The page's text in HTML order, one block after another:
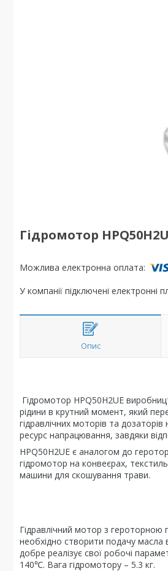
Гідромотор
У компанії підключені
Опис
Гідромотор HPQ50H2UE
рідини в крутний момент, який
гідравлічних моторів та
ресурс напрацювання, завдяки
HPQ50H2UE є аналогом до
гідромотор на конвеєрах,
машини для скошування трави.
Гідравлічний мотор з
необхідно створити подачу
добре реалізує свої робочі
140℃. Вага гідромотору – 5.3 кг.